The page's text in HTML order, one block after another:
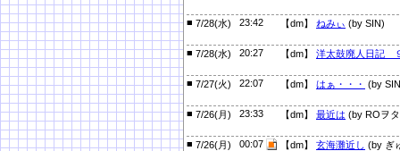
■ 7/28(水) 23:42 【dm】 ねみぃ (by SIN)
■ 7/28(水) 20:27 【dm】 洋太鼓廃人日記
■ 7/27(火) 22:07 【dm】 はぁ・・・ (by
■ 7/26(月) 23:33 【dm】 最近は (by ROヲ
■ 7/26(月) 00:07 【dm】 玄海灘近し (by ぎ